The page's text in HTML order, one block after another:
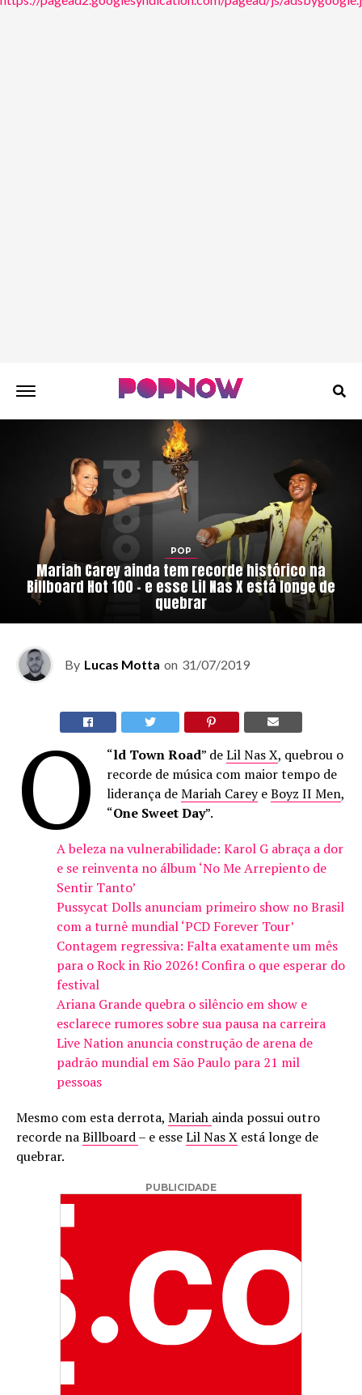
POP
Mariah Carey ainda tem recorde histórico na
Billboard Hot 100 – e esse Lil Nas X está longe de
quebrar
By Lucas Motta on 31/07/2019
“
O ld Town Road” deLil Nas X, quebrou o
recorde de música com maior tempo de
liderança deMariah CareyeBoyz II Men,
“One Sweet Day”.
A beleza na vulnerabilidade: Karol G abraça a dor
e se reinventa no álbum ‘No Me Arrepiento de
Sentir Tanto’
Pussycat Dolls anunciam primeiro show no Brasil
com a turnê mundial ‘PCD Forever Tour’
Contagem regressiva: Falta exatamente um mês
para o Rock in Rio 2026! Confira o que esperar do
festival
Ariana Grande quebra o silêncio em show e
esclarece rumores sobre sua pausa na carreira
Live Nation anuncia construção de arena de
padrão mundial em São Paulo para 21 mil
pessoas
Mesmo com esta derrota, Mariah ainda possui outro
recorde naBillboard– e esseLil Nas X está longe de
quebrar.
PUBLICIDADE